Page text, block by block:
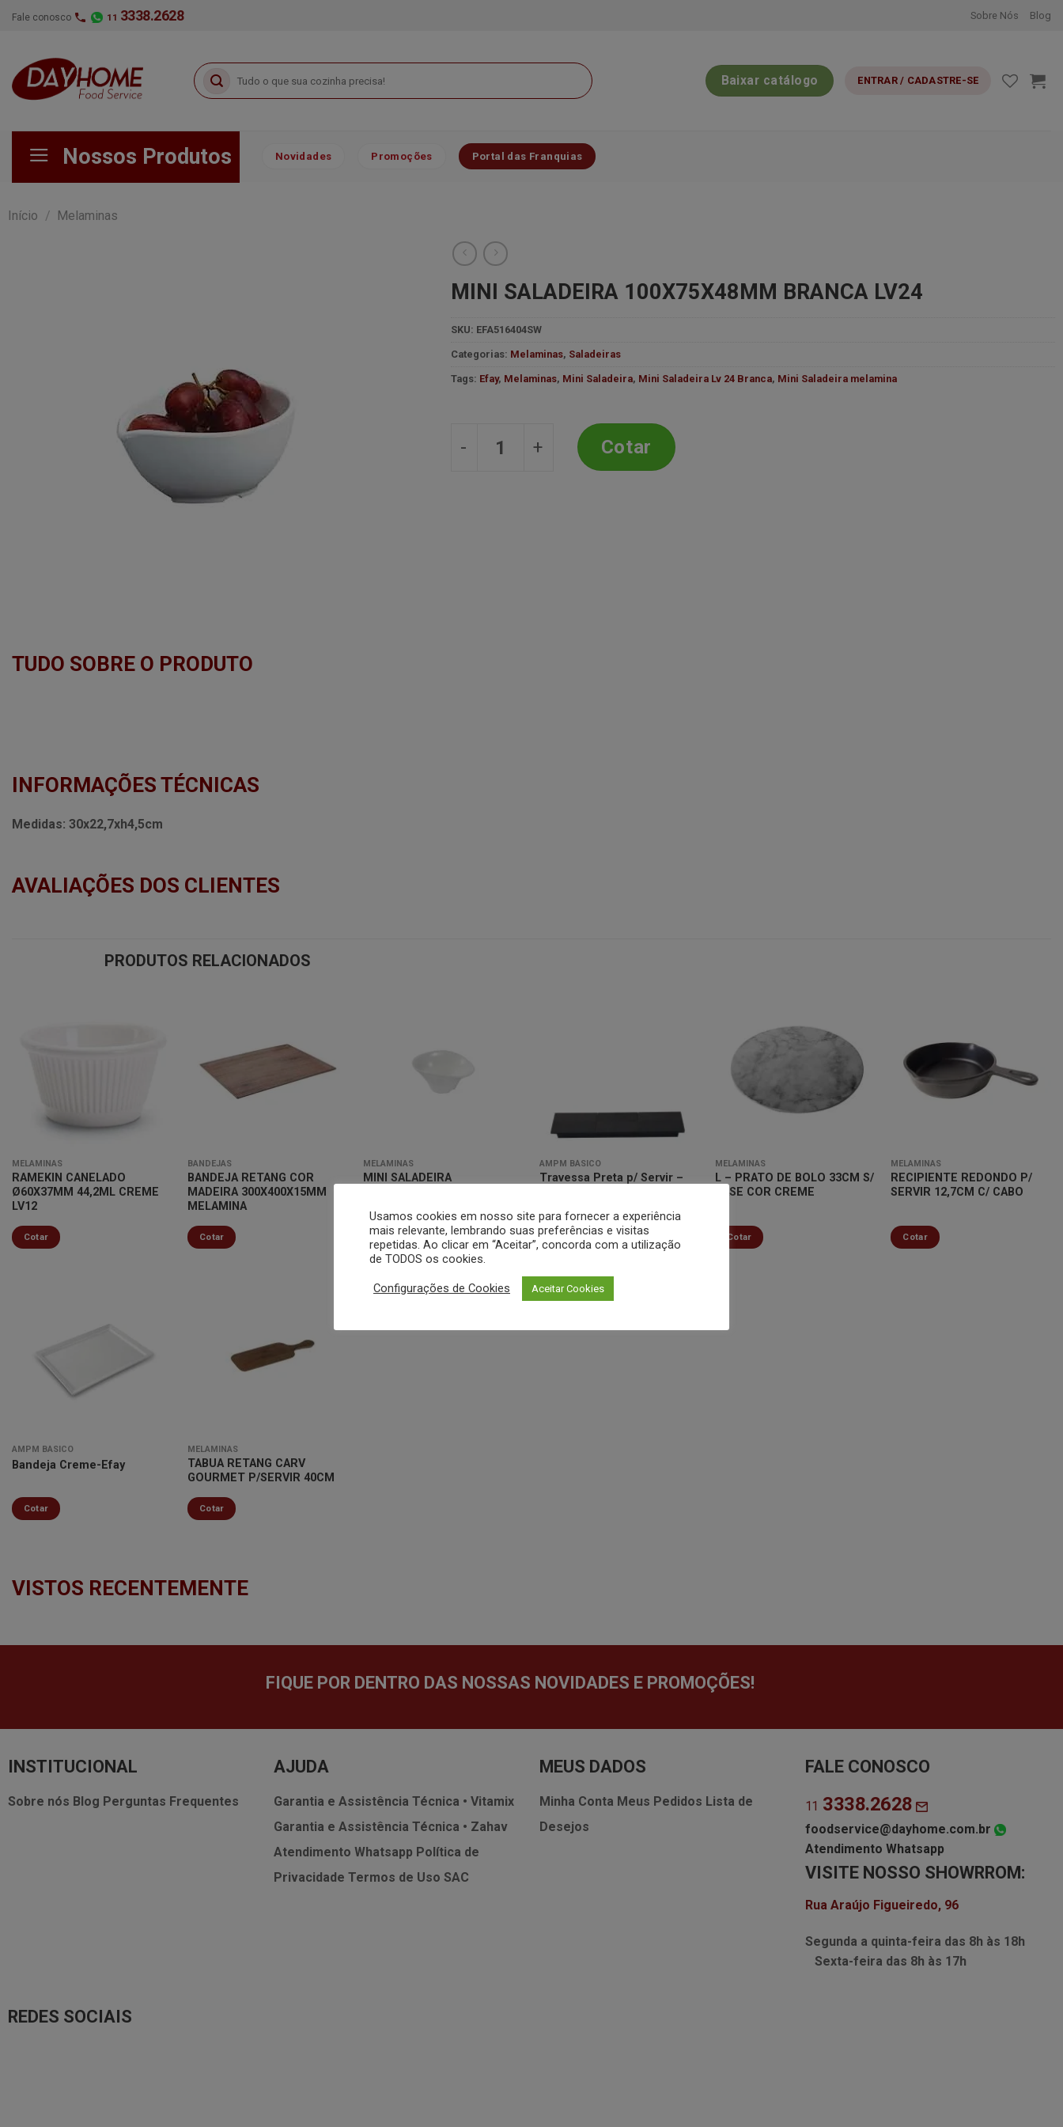
Skip
Fale conosco 11 3338.2628 Sobre Nós Blog
Pesquisar
por:
Baixar catálogo ENTRAR / CADASTRE-SE
Nossos Produtos Novidades Promoções Portal das Franquias
Início / Melaminas
MINI SALADEIRA 100X75X48MM BRANCA LV24
SKU: EFA516404SW
Categorias: Melaminas, Saladeiras
Tags: Efay, Melaminas, Mini Saladeira, Mini Saladeira Lv 24 Branca, Mini Saladeira melamina
MINI SALADEIRA 100X75X48MM BRANCA LV24 quantidade
Cotar
TUDO SOBRE O PRODUTO
INFORMAÇÕES TÉCNICAS
Medidas: 30x22,7xh4,5cm
AVALIAÇÕES DOS CLIENTES
PRODUTOS RELACIONADOS
MELAMINAS
RAMEKIN CANELADO
Ø60X37MM 44,2ML CREME
LV12
Cotar
lista de
BANDEJAS
BANDEJA RETANG COR
MADEIRA 300X400X15MM
MELAMINA
Cotar
MELAMINAS
MINI SALADEIRA
Cotar
AMPM BÁSICO
Travessa Preta p/ Servir –
Cotar
desejos
MELAMINAS
L – PRATO DE BOLO 33CM S/
BASE COR CREME
Cotar
Minha
lista de
MELAMINAS
RECIPIENTE REDONDO P/
SERVIR 12,7CM C/ CABO
Cotar
lista de
desejos
AMPM BÁSICO
Bandeja Creme-Efay
Cotar
Minha
MELAMINAS
TABUA RETANG CARV
GOURMET P/SERVIR 40CM
Cotar
VISTOS RECENTEMENTE
FIQUE POR DENTRO DAS NOSSAS NOVIDADES E PROMOÇÕES!
INSTITUCIONAL
Sobre nós Blog Perguntas Frequentes
AJUDA
Garantia e Assistência Técnica • Vitamix
Garantia e Assistência Técnica • Zahav
Atendimento Whatsapp Política de
Privacidade Termos de Uso SAC
MEUS DADOS
Minha Conta Meus Pedidos Lista de
Desejos
FALE CONOSCO
11 3338.2628
foodservice@dayhome.com.br
Atendimento Whatsapp
VISITE NOSSO SHOWRROM:
Rua Araújo Figueiredo, 96
Segunda a quinta-feira das 8h às 18h
Sexta-feira das 8h às 17h
REDES SOCIAIS
Usamos cookies em nosso site para fornecer a experiência
mais relevante, lembrando suas preferências e visitas
repetidas. Ao clicar em “Aceitar”, concorda com a utilização
de TODOS os cookies.
Configurações de Cookies Aceitar Cookies